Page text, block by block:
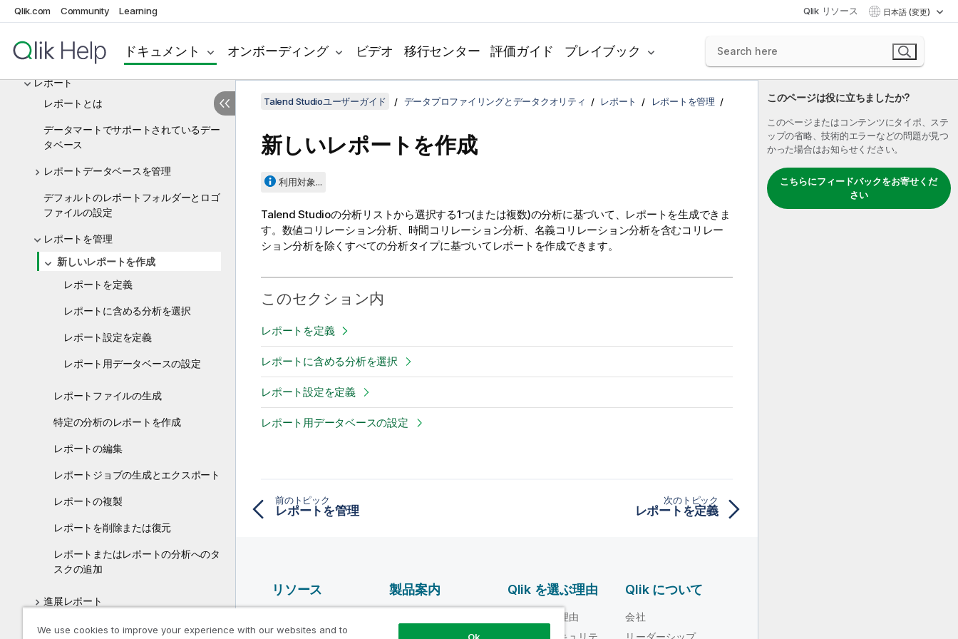
Qlik.com Community Learning Qlik リソース 日本語 (変更)
ドキュメント オンボーディング ビデオ 移行センター 評価ガイド プレイブック
パターンとインジケーター
レポート
レポートとは
データマートでサポートされているデー
タベース
レポートデータベースを管理
デフォルトのレポートフォルダーとロゴ
ファイルの設定
レポートを管理
新しいレポートを作成
レポートを定義
レポートに含める分析を選択
レポート設定を定義
レポート用データベースの設定
レポートファイルの生成
特定の分析のレポートを作成
レポートの編集
レポートジョブの生成とエクスポート
レポートの複製
レポートを削除または復元
レポートまたはレポートの分析へのタ
スクの追加
進展レポート
Talend StudioでJRXMLテンプレート
このページは役に立ちましたか?
このページまたはコンテンツにタイポ、ステ
ップの省略、技術的エラーなどの問題が見つ
かった場合はお知らせください。
こちらにフィードバックをお寄せくだ
さい
Talend Studioユーザーガイド データプロファイリングとデータクオリティ レポート レポートを管理
新しいレポートを作成
利用対象...
Talend Studioの分析リストから選択する1つ(または複数)の分析に基づいて、レポートを生成できま
す。数値コリレーション分析、時間コリレーション分析、名義コリレーション分析を含むコリレー
ション分析を除くすべての分析タイプに基づいてレポートを作成できます。
このセクション内
レポートを定義
レポートに含める分析を選択
レポート設定を定義
レポート用データベースの設定
前のトピック
レポートを管理
次のトピック
レポートを定義
リソース
Qlik Developer
製品案内
品質
Qlik を選ぶ理由
Qlik を選ぶ理由
信頼性とセキュリテ
Qlik について
会社
リーダーシップ
We use cookies to improve your experience with our websites and to